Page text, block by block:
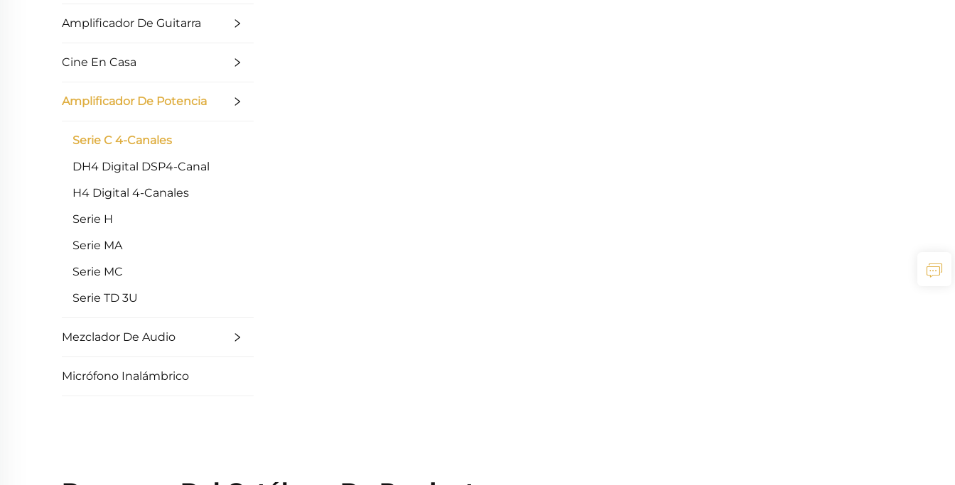
Amplificador De Guitarra
Cine En Casa
Amplificador De Potencia
Serie C 4-Canales
DH4 Digital DSP4-Canal
H4 Digital 4-Canales
Serie H
Serie MA
Serie MC
Serie TD 3U
Mezclador De Audio
Micrófono Inalámbrico